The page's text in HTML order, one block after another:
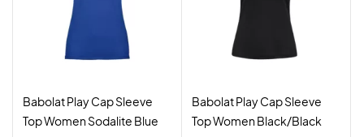
Babolat Play Cap Sleeve
Top Women Sodalite Blue
Babolat Play Cap Sleeve
Top Women Black/Black